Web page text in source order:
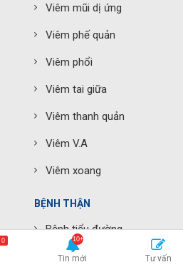
Viêm mũi dị ứng
Viêm phế quản
Viêm phổi
Viêm tai giữa
Viêm thanh quản
Viêm V.A
Viêm xoang
BỆNH THẬN
Bệnh tiểu đường
0
Tin mới Tư vấn